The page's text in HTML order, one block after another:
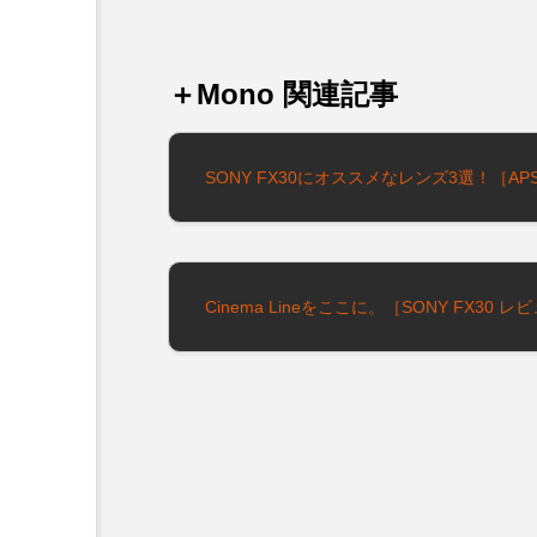
＋Mono 関連記事
SONY FX30にオススメなレンズ3選！［
Cinema Lineをここに。［SONY FX30 レビ